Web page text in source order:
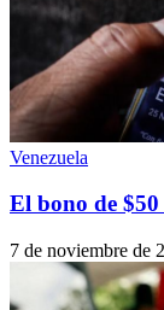
Venezuela
El bono de
7 de noviembre de